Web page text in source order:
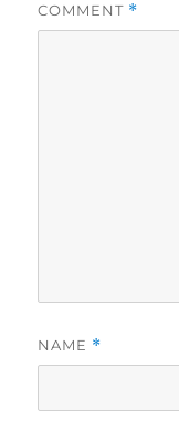
COMMENT *
NAME *